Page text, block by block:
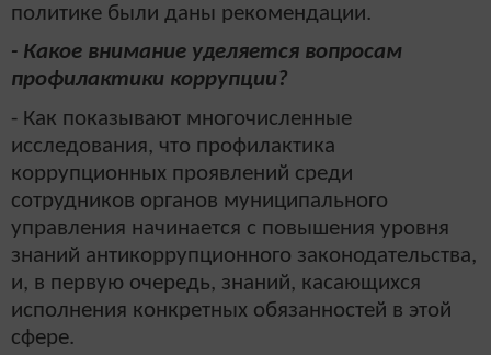
политике были даны рекомендации.
- Какое внимание уделяется вопросам
профилактики коррупции?
- Как показывают многочисленные
исследования, что профилактика
коррупционных проявлений среди
сотрудников органов муниципального
управления начинается с повышения уровня
знаний антикоррупционного законодательства,
и, в первую очередь, знаний, касающихся
исполнения конкретных обязанностей в этой
сфере.